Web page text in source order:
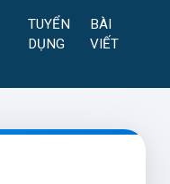
TUYỂN
DỤNG
BÀI
VIẾT